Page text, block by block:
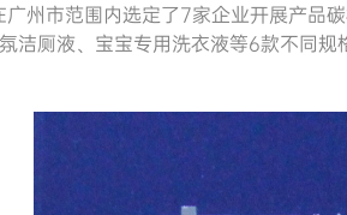
广州市范围内选定了7家企业开展产品碳
洁厕液、宝宝专用洗衣液等6款不同规